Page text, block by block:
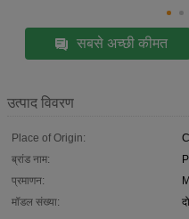
सबसे अच्छी कीमत
उत्पाद विवरण
Place of Origin:
ब्रांड नाम:
प्रमाणन:
मॉडल संख्या: